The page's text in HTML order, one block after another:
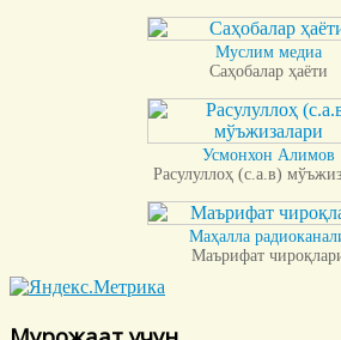
Муслим медиа
Саҳобалар ҳаёти
Усмонхон Алимов
Расулуллоҳ (с.а.в)
Маҳалла
Маърифат